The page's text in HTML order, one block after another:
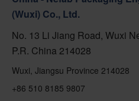
(Wuxi) Co., Ltd.
No. 13 Li Jiang Road, Wuxi
P.R. China 214028
Wuxi, Jiangsu Province 214028
+86 510 8185 9807